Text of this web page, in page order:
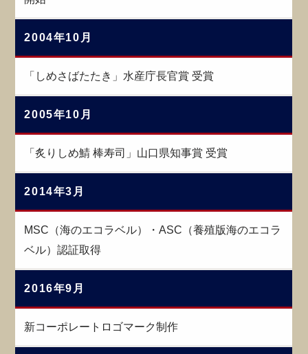
2004年10月
「しめさばたたき」水産庁長官賞 受賞
2005年10月
「炙りしめ鯖 棒寿司」山口県知事賞 受賞
2014年3月
MSC（海のエコラベル）・ASC（養殖版海のエコラ
ベル）認証取得
2016年9月
新コーポレートロゴマーク制作